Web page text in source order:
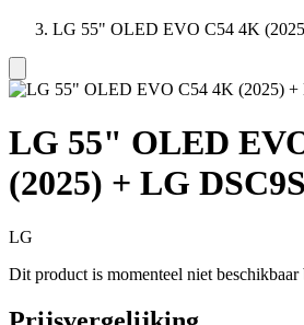
LG 55" OLED EVO C54 4K
LG 55" OLED
(2025) + LG DSC9S
LG
Dit product is momenteel niet beschikbaar